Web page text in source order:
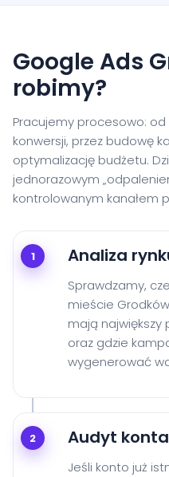
Google Ads
robimy?
Pracujemy procesowo:
konwersji, przez budowę
optymalizację budżetu.
jednorazowym
kontrolowanym kanałem
1 Analiza
Sprawdzamy,
mieście
mają największy
oraz gdzie
wygenerować
2 Audyt
Jeśli konto już